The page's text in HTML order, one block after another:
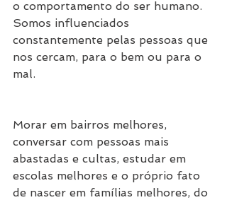
o comportamento do ser humano.
Somos influenciados
constantemente pelas pessoas que
nos cercam, para o bem ou para o
mal.
Morar em bairros melhores,
conversar com pessoas mais
abastadas e cultas, estudar em
escolas melhores e o próprio fato
de nascer em famílias melhores, do